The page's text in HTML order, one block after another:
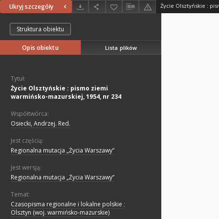
Ukryj szczegóły
Struktura obiektu
Opis obiektu Lista plików
Tytuł:
Życie Olsztyńskie : pismo ziemi
warmińsko-mazurskiej, 1954, nr 234
Współtwórca:
Osiecki, Andrzej. Red.
Jest częścią:
Regionalna mutacja „Życia Warszawy”
Jest wersją:
Regionalna mutacja „Życia Warszawy”
Temat:
Czasopisma regionalne i lokalne polskie ;
Olsztyn (woj. warmińsko-mazurskie)